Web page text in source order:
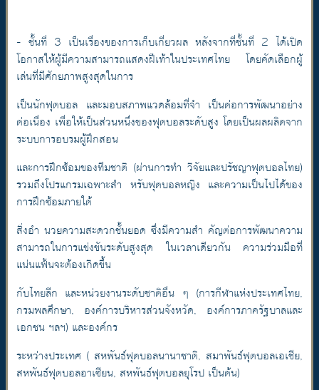
- ชั้นที่ 3 เป็นเรื่องของการเก็บเกี่ยวผล หลังจากที่ชั้นที่ 2 ได้เปิด
โอกาสให้ผู้มีความสามารถแสดงฝีเท้าในประเทศไทย โดยคัดเลือกผู้
เล่นที่มีศักยภาพสูงสุดในการ
เป็นนักฟุตบอล และมอบสภาพแวดล้อมที่จำ เป็นต่อการพัฒนาอย่าง
ต่อเนื่อง เพื่อให้เป็นส่วนหนึ่งของฟุตบอลระดับสูง โดยเป็นผลผลิตจาก
ระบบการอบรมผู้ฝึกสอน
และการฝึกซ้อมของทีมชาติ (ผ่านการทำ วิจัยและปรัชญาฟุตบอลไทย)
รวมถึงโปรแกรมเฉพาะสำ หรับฟุตบอลหญิง และความเป็นไปได้ของ
การฝึกซ้อมภายใต้
สิ่งอำ นวยความสะดวกชั้นยอด ซึ่งมีความสำ คัญต่อการพัฒนาความ
สามารถในการแข่งขันระดับสูงสุด ในเวลาเดียวกัน ความร่วมมือที่
แน่นแฟ้นจะต้องเกิดขึ้น
กับไทยลีก และหน่วยงานระดับชาติอื่น ๆ (การกีฬาแห่งประเทศไทย,
กรมพลศึกษา, องค์การบริหารส่วนจังหวัด, องค์การภาครัฐบาลและ
เอกชน ฯลฯ) และองค์กร
ระหว่างประเทศ ( สหพันธ์ฟุตบอลนานาชาติ, สมาพันธ์ฟุตบอลเอเชีย,
สหพันธ์ฟุตบอลอาเซียน, สหพันธ์ฟุตบอลยุโรป เป็นต้น)